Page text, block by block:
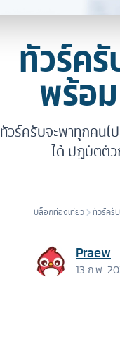
ทัวร์ค
พร้อ
ทัวร์ครับจะพาทุกคนไ
ได้ ปฏิบัติตัว
บล็อกท่องเที่ยว ทัวร์ครั
Praew
13 ก.พ.